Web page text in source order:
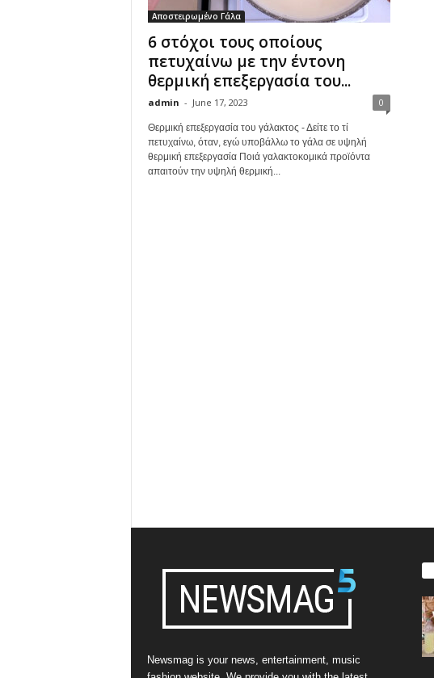
Αποστειρωμένο Γάλα
6 στόχοι τους οποίους
πετυχαίνω με την έντονη
θερμική επεξεργασία του...
admin - June 17, 2023 0
Θερμική επεξεργασία του γάλακτος - Δείτε το τί
πετυχαίνω, όταν, εγώ υποβάλλω το γάλα σε υψηλή
θερμική επεξεργασία Ποιά γαλακτοκομικά προϊόντα
απαιτούν την υψηλή θερμική...
Newsmag is your news, entertainment, music